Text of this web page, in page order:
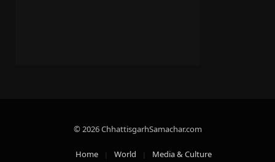
© 2026 ChhattisgarhSamachar.com
Home World Media & Culture